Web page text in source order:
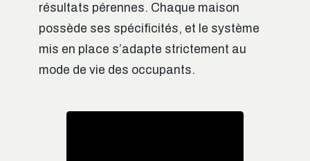
résultats pérennes. Chaque maison
possède ses spécificités, et le système
mis en place s’adapte strictement au
mode de vie des occupants.